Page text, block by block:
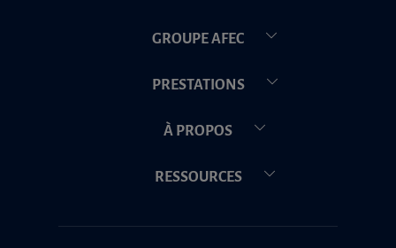
GROUPE AFEC
PRESTATIONS
À PROPOS
RESSOURCES